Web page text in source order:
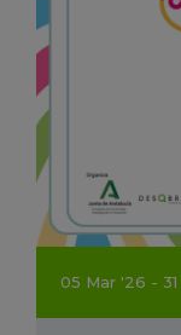
05 Mar '26 - 31